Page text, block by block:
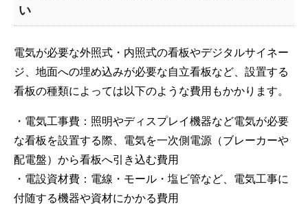
い
電気が必要な外照式・内照式の看板やデジタルサイネー
ジ、地面への埋め込みが必要な自立看板など、設置する
看板の種類によっては以下のような費用もかかります。
・電気工事費：照明やディスプレイ機器など電気が必要
な看板を設置する際、電気を一次側電源（ブレーカーや
配電盤）から看板へ引き込む費用
・電設資材費：電線・モール・塩ビ管など、電気工事に
付随する機器や資材にかかる費用